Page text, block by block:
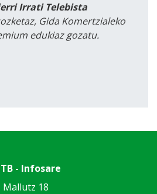
Irrati Telebista
Gida Komertzialeko
edukiaz gozatu.
- Infosare
Mallutz 18